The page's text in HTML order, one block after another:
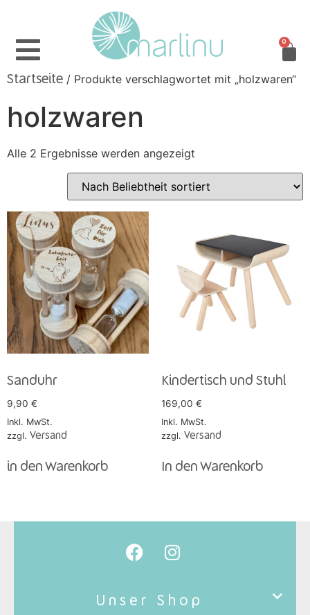
0
Startseite / Produkte verschlagwortet mit „holzwaren“
holzwaren
Alle 2 Ergebnisse werden angezeigt
Sanduhr
9,90 €
Inkl. MwSt.
zzgl. Versand
in den Warenkorb
Kindertisch und Stuhl
169,00 €
Inkl. MwSt.
zzgl. Versand
In den Warenkorb
Unser Shop